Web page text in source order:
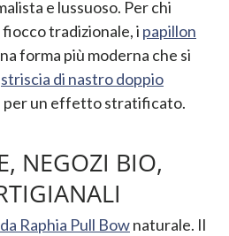
e lussuoso. Per chi
tradizionale, i papillon
forma più moderna che si
striscia di nastro doppio
per un effetto stratificato.
NEGOZI BIO,
Raphia Pull Bownaturale. Il